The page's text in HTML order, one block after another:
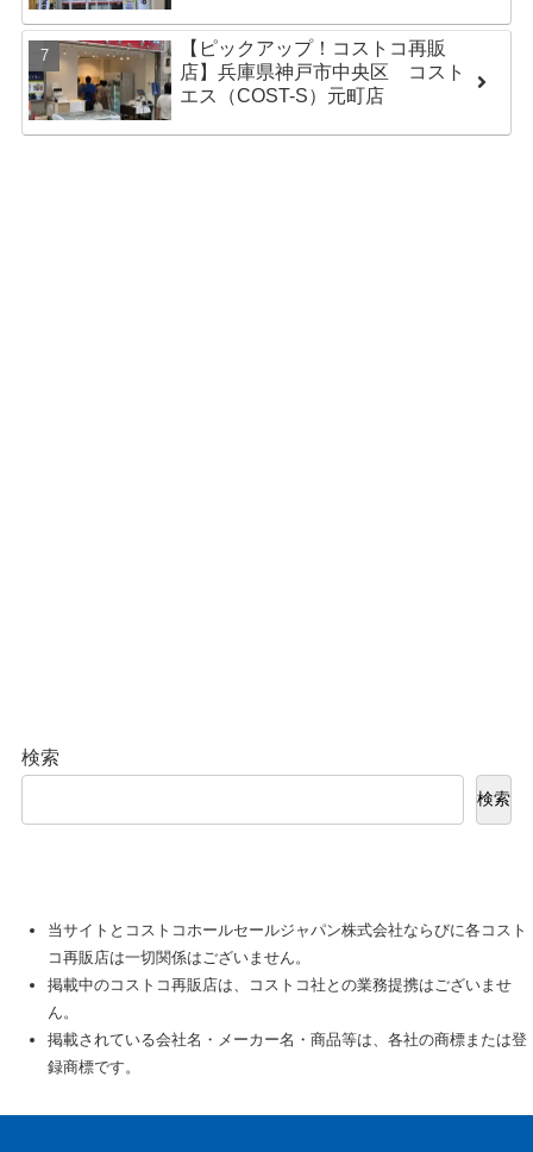
【ピックアップ！コストコ再販
店】兵庫県神戸市中央区 コスト
エス（COST-S）元町店
検索
検索
当サイトとコストコホールセールジャパン株式会社ならびに各コスト
コ再販店は一切関係はございません。
掲載中のコストコ再販店は、コストコ社との業務提携はございませ
ん。
掲載されている会社名・メーカー名・商品等は、各社の商標または登
録商標です。